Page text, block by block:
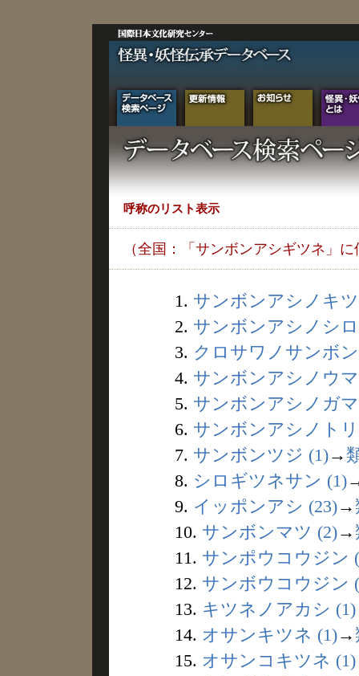
呼称のリスト表示
（全国：「サンボンアシギツネ」
1. サンボンアシノキ
2. サンボンアシノシ
3. クロサワノサンボ
4. サンボンアシノウ
5. サンボンアシノガ
6. サンボンアシノト
7. サンボンツジ (1)→
8. シロギツネサン (1)
9. イッポンアシ (23)→
10. サンボンマツ (2)→
11. サンポウコウジン
12. サンボウコウジン
13. キツネノアカシ (1)
14. オサンキツネ (1)→
15. オサンコキツネ (1)